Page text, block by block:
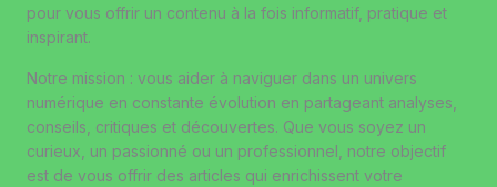
pour vous offrir un contenu à la fois informatif, pratique et
inspirant.
Notre mission : vous aider à naviguer dans un univers
numérique en constante évolution en partageant analyses,
conseils, critiques et découvertes. Que vous soyez un
curieux, un passionné ou un professionnel, notre objectif
est de vous offrir des articles qui enrichissent votre